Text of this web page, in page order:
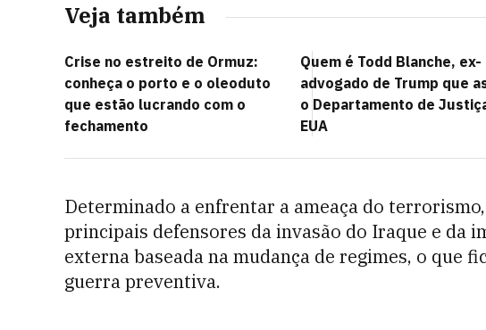
Veja também
Crise no estreito de Ormuz:
conheça o porto e o oleoduto
que estão lucrando com o
fechamento
Quem é Todd Blanche, ex-
advogado de Trump que
o Departamento de
EUA
Determinado a enfrentar a ameaça do
principais defensores da invasão do Iraque e da
externa baseada na mudança de regimes, o que
guerra preventiva.